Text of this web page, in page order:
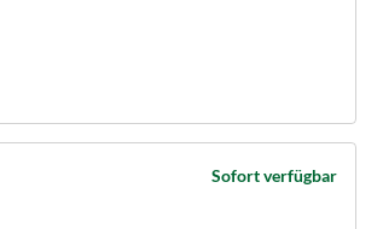
Sofort verfügbar